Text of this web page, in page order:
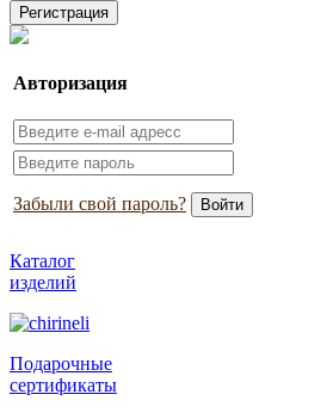
Авторизация
Забыли свой пароль?
Каталог
изделий
Подарочные
сертификаты